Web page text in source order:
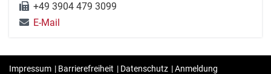
+49 3904 479 3099
E-Mail
Impressum | Barrierefreiheit | Datenschutz |Anmeldung